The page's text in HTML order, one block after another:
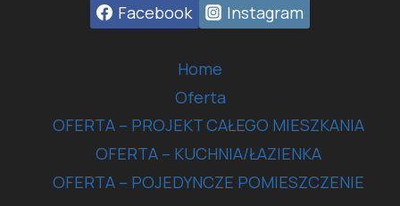
Facebook Instagram
Home
Oferta
OFERTA – PROJEKT CAŁEGO MIESZKANIA
OFERTA – KUCHNIA/ŁAZIENKA
OFERTA – POJEDYNCZE POMIESZCZENIE